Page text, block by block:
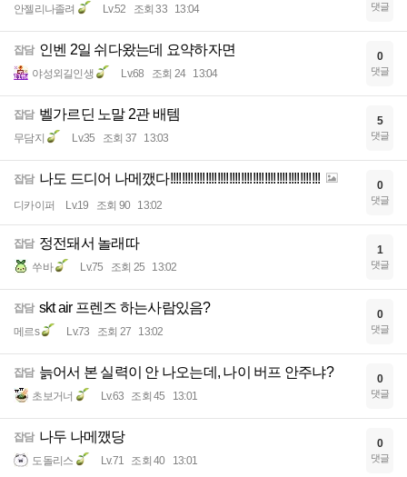
안젤리나졸려 Lv.52 조회 33 13:04 댓글
잡담 인벤 2일 쉬다왔는데 요약하자면
야성외길인생 Lv.68 조회 24 13:04
0
댓글
잡담 벨가르딘 노말 2관 배템
무담지 Lv.35 조회 37 13:03
5
댓글
잡담 나도 드디어 나메깼다!!!!!!!!!!!!!!!!!!!!!!!!!!!!!!!!!!!!!!!!!!!!!!!!!!!
디카이퍼 Lv.19 조회 90 13:02
0
댓글
잡담 정전돼서 놀래따
쑤바 Lv.75 조회 25 13:02
1
댓글
잡담 skt air 프렌즈 하는사람있음?
메르s Lv.73 조회 27 13:02
0
댓글
잡담 늙어서 본 실력이 안 나오는데, 나이 버프 안주냐?
초보거너 Lv.63 조회 45 13:01
0
댓글
잡담 나두 나메깼당
도돌리스 Lv.71 조회 40 13:01
0
댓글